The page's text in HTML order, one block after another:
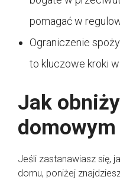
pomagać w
Ograniczenie
to kluczowe kroki
Jak
Jeśli zastanawiasz się,
domu, poniżej